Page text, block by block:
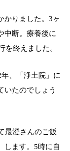
かりました。3ヶ
中断。療養後に
終えました。
、「浄土院」に
いたのでしょう
最澄さんのご飯
します。5時に自